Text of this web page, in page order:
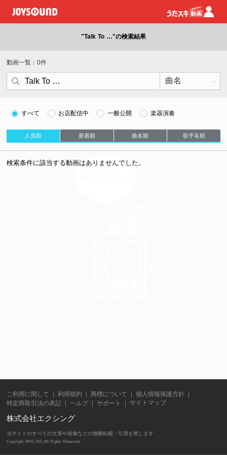
"Talk To …"の検索結果
動画一覧：0件
すべて お店配信中 一般公開 楽器演奏
人気順 新着順 曲名順 歌手名順
検索条件に該当する動画はありませんでした。
ご利用に関して 利用規約 商標について
個人情報保護方針
特定商取引法の表記
ヘルプ サポート サイトマップ
株式会社エクシング
当サイトのすべての文章や画像などの無断転載・引用を禁じます
Copyright XING INC.All Rights Reserved.